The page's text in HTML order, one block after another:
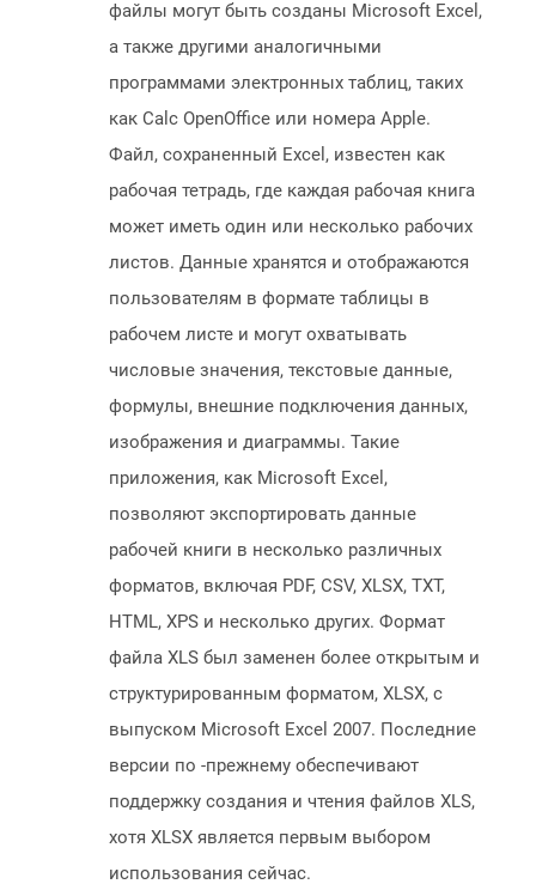
файлы могут быть созданы Microsoft Excel,
а также другими аналогичными
программами электронных таблиц, таких
как Calc OpenOffice или номера Apple.
Файл, сохраненный Excel, известен как
рабочая тетрадь, где каждая рабочая книга
может иметь один или несколько рабочих
листов. Данные хранятся и отображаются
пользователям в формате таблицы в
рабочем листе и могут охватывать
числовые значения, текстовые данные,
формулы, внешние подключения данных,
изображения и диаграммы. Такие
приложения, как Microsoft Excel,
позволяют экспортировать данные
рабочей книги в несколько различных
форматов, включая PDF, CSV, XLSX, TXT,
HTML, XPS и несколько других. Формат
файла XLS был заменен более открытым и
структурированным форматом, XLSX, с
выпуском Microsoft Excel 2007. Последние
версии по -прежнему обеспечивают
поддержку создания и чтения файлов XLS,
хотя XLSX является первым выбором
использования сейчас.